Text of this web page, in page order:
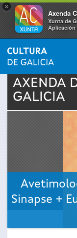
×
Axenda
Xunta de
Aplicación
Vostede
está
INICIO ›
AXENDA
GALICIA
Sinapse +